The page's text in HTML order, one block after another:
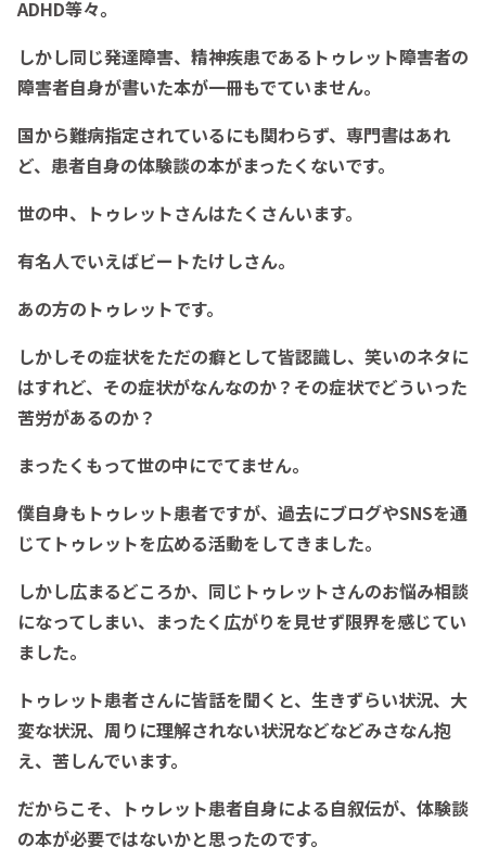
ADHD等々。
しかし同じ発達障害、精神疾患であるトゥレット障害者の
障害者自身が書いた本が一冊もでていません。
国から難病指定されているにも関わらず、専門書はあれ
ど、患者自身の体験談の本がまったくないです。
世の中、トゥレットさんはたくさんいます。
有名人でいえばビートたけしさん。
あの方のトゥレットです。
しかしその症状をただの癖として皆認識し、笑いのネタに
はすれど、その症状がなんなのか？その症状でどういった
苦労があるのか？
まったくもって世の中にでてません。
僕自身もトゥレット患者ですが、過去にブログやSNSを通
じてトゥレットを広める活動をしてきました。
しかし広まるどころか、同じトゥレットさんのお悩み相談
になってしまい、まったく広がりを見せず限界を感じてい
ました。
トゥレット患者さんに皆話を聞くと、生きずらい状況、大
変な状況、周りに理解されない状況などなどみさなん抱
え、苦しんでいます。
だからこそ、トゥレット患者自身による自叙伝が、体験談
の本が必要ではないかと思ったのです。